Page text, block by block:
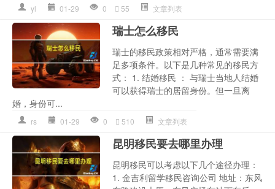
yl 01-29 0 55 文章列表
瑞士怎么移民
瑞士的移民政策相对严格，通常需要满
足多项条件。以下是几种常见的移民方
式： 1. 结婚移民 ： 与瑞士当地人结婚
可以获得瑞士的居留身份。但一旦离
婚，身份可...
rs 01-29 0 510 文章列表
昆明移民要去哪里办理
昆明移民可以考虑以下几个途径办理：
1. 金吉利留学移民咨询公司 地址：东风